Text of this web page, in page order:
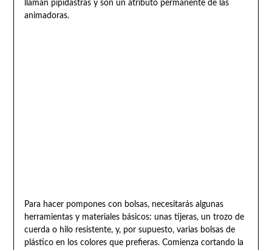
llaman pipidastras y son un atributo permanente de las
animadoras.
Para hacer pompones con bolsas, necesitarás algunas
herramientas y materiales básicos: unas tijeras, un trozo de
cuerda o hilo resistente, y, por supuesto, varias bolsas de
plástico en los colores que prefieras. Comienza cortando la